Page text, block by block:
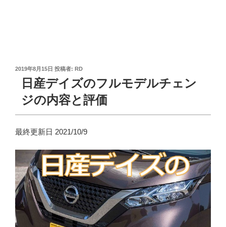
投
2019年8月15日 投稿者: RD
日産デイズのフルモデルチェン
ジの内容と評価
最終更新日 2021/10/9